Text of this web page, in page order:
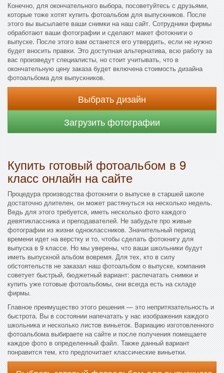
Конечно, для окончательного выбора, посоветуйтесь с друзьями,
которые тоже хотят купить фотоальбом для выпускников. После
этого вы высылаете ваши снимки на наш сайт. Сотрудники фирмы
обработают ваши фотографии и сделают макет фотокниги о
выпуске. После этого вам останется его утвердить, если не нужно
будет вносить правки. Это доступная альтернатива, всю работу за
вас произведут специалисты, но стоит учитывать, что в
окончательную цену заказа будет включена стоимость дизайна
фотоальбома для выпускников.
Выбрать дизайн
Загрузить фотографии
Купить готовый фотоальбом в 9
класс онлайн на сайте
Процедура производства фотокниги о выпуске в старшей школе
достаточно длителен, он может растянуться на несколько недель.
Ведь для этого требуется, иметь несколько фото каждого
девятиклассника и преподавателей. Не забудьте про живые
фотографии из жизни одноклассников. Значительный период
времени идет на верстку и то, чтобы сделать фотокнигу для
выпуска в 9 классе. Но мы уверены, что ваши школьники будут
иметь выпускной альбом вовремя. Для тех, кто в силу
обстоятельств не заказал наш фотоальбом о выпуске, компания
советует быстрый, бюджетный вариант: распечатать снимки и
купить уже готовые фотоальбомы, они всегда есть на складе
фирмы.
Главное преимущество этого решения — это непритязательность и
быстрота. Вы в состоянии напечатать у нас изображения каждого
школьника и несколько листов виньеток. Вариацию изготовленного
фотоальбома выбираете на сайте и после получения помещаете
каждое фото в определенный файл. Также данный вариант
понравится тем, кто предпочитает классические виньетки.